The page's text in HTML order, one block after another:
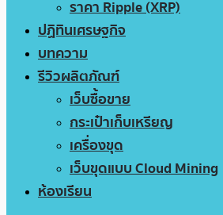
ราคา Ripple (XRP)
ปฏิทินเศรษฐกิจ
บทความ
รีวิวผลิตภัณฑ์
เว็บซื้อขาย
กระเป๋าเก็บเหรียญ
เครื่องขุด
เว็บขุดแบบ Cloud Mining
ห้องเรียน